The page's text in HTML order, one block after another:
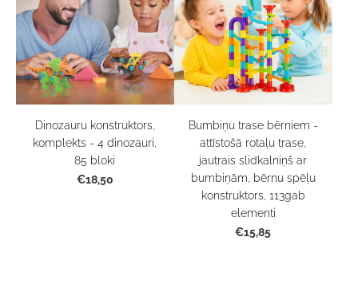
Dinozauru konstruktors,
komplekts - 4 dinozauri,
85 bloki
€18,50
Bumbiņu trase bērniem -
attīstošā rotaļu trase,
jautrais slidkalniņš ar
bumbiņām, bērnu spēļu
konstruktors, 113gab
elementi
€15,85